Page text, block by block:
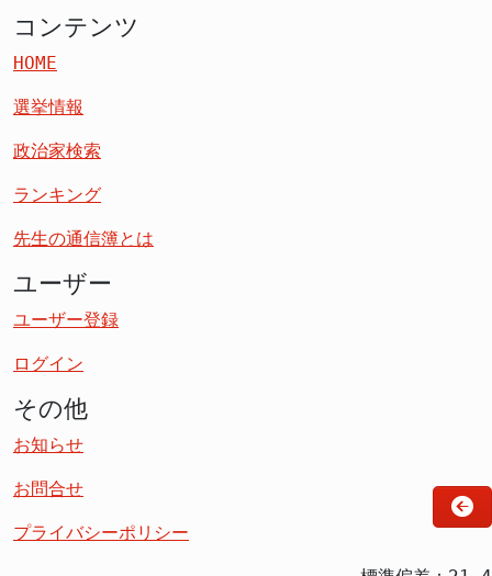
コンテンツ
HOME
選挙情報
政治家検索
ランキング
先生の通信簿とは
ユーザー
ユーザー登録
ログイン
その他
お知らせ
お問合せ
プライバシーポリシー